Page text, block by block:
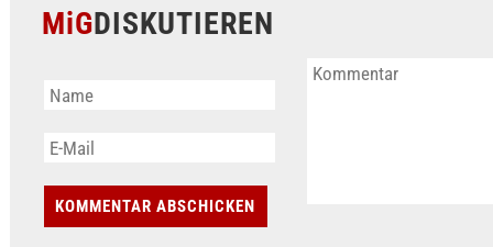
MiGDISKUTIEREN